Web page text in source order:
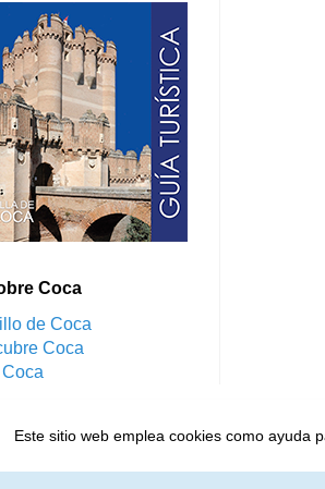
Este sitio web emplea cookies como ayuda
Coca
de Coca
Coca